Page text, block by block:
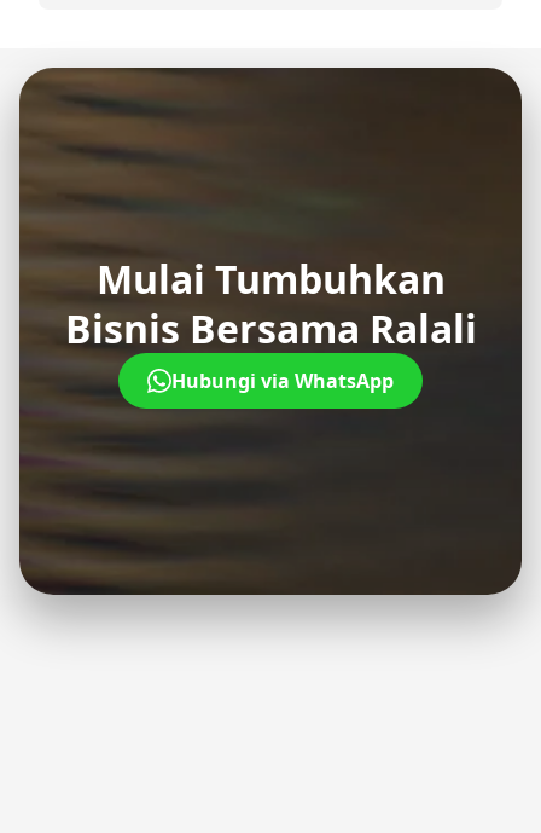
Mulai Tumbuhkan
Bisnis Bersama Ralali
Hubungi via WhatsApp